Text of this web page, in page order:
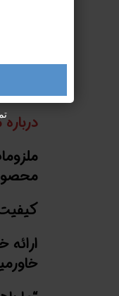
درباره
کیفیت